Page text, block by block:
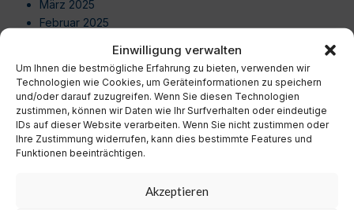
Einwilligung verwalten
Um Ihnen die bestmögliche Erfahrung zu bieten, verwenden wir
Technologien wie Cookies, um Geräteinformationen zu speichern
und/oder darauf zuzugreifen. Wenn Sie diesen Technologien
zustimmen, können wir Daten wie Ihr Surfverhalten oder eindeutige
IDs auf dieser Website verarbeiten. Wenn Sie nicht zustimmen oder
Ihre Zustimmung widerrufen, kann dies bestimmte Features und
Funktionen beeinträchtigen.
Akzeptieren
März 2025
Februar 2025
Dezember 2024
November 2024
Oktober 2024
September 2024
August 2024
Juli 2024